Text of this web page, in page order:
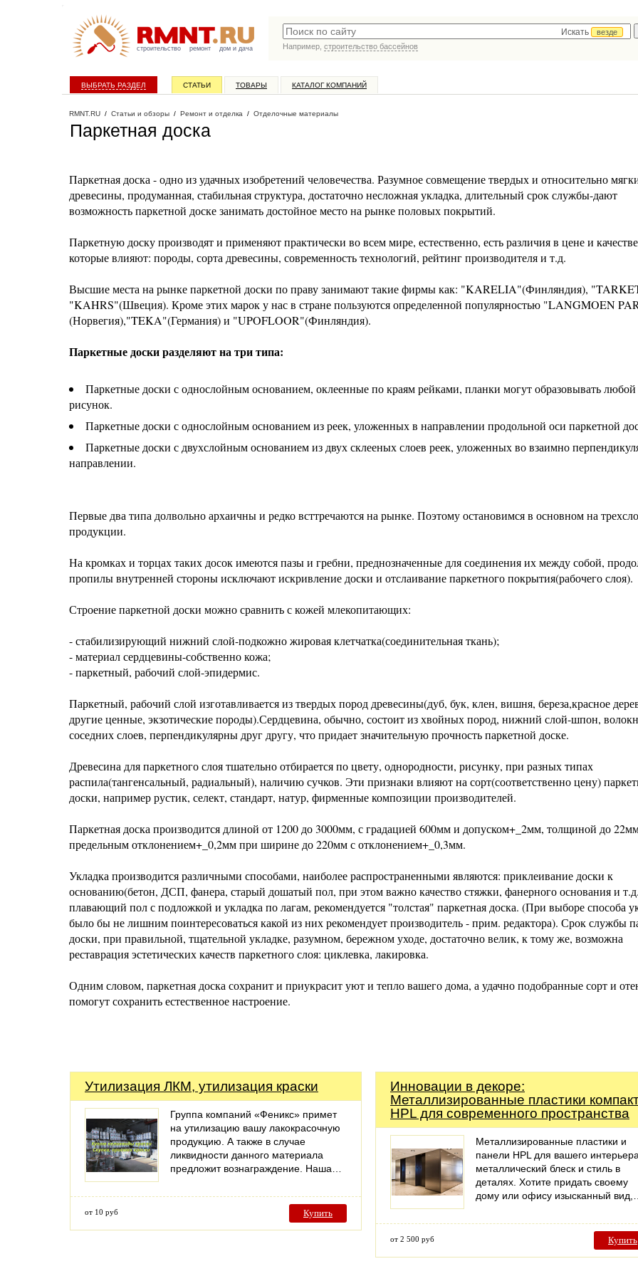
строительство ремонт дом и дача
Искать
везде
Например, строительство бассейнов
ВЫБРАТЬ РАЗДЕЛ СТАТЬИ ТОВАРЫ КАТАЛОГ КОМПАНИЙ
RMNT.RU / Статьи и обзоры / Ремонт и отделка / Отделочные материалы
Паркетная доска
Паркетная доска - одно из удачных изобретений человечества. Разумное совмещение твердых и относительно
древесины, продуманная, стабильная структура, достаточно несложная укладка, длительный срок службы-дают
возможность паркетной доске занимать достойное место на рынке половых покрытий.
Паркетную доску производят и применяют практически во всем мире, естественно, есть различия в цене и
которые влияют: породы, сорта древесины, современность технологий, рейтинг производителя и т.д.
Высшие места на рынке паркетной доски по праву занимают такие фирмы как: "KARELIA"(Финляндия),
"KAHRS"(Швеция). Кроме этих марок у нас в стране пользуются определенной популярностью "LANGMOEN
(Норвегия),"TEKA"(Германия) и "UPOFLOOR"(Финляндия).
Паркетные доски разделяют на три типа:
Паркетные доски с однослойным основанием, оклеенные по краям рейками, планки могут образовывать любой
рисунок.
Паркетные доски с однослойным основанием из реек, уложенных в направлении продольной оси паркетной
Паркетные доски с двухслойным основанием из двух склееных слоев реек, уложенных во взаимно
направлении.
Первые два типа долвольно архаичны и редко всттречаются на рынке. Поэтому остановимся в основном на
продукции.
На кромках и торцах таких досок имеются пазы и гребни, преднозначенные для соединения их между собой,
пропилы внутренней стороны исключают искривление доски и отслаивание паркетного покрытия(рабочего слоя).
Строение паркетной доски можно сравнить с кожей млекопитающих:
- стабилизирующий нижний слой-подкожно жировая клетчатка(соединительная ткань);
- материал сердцевины-собственно кожа;
- паркетный, рабочий слой-эпидермис.
Паркетный, рабочий слой изготавливается из твердых пород древесины(дуб, бук, клен, вишня, береза,красное
другие ценные, экзотические породы).Сердцевина, обычно, состоит из хвойных пород, нижний слой-шпон,
соседних слоев, перпендикулярны друг другу, что придает значительную прочность паркетной доске.
Древесина для паркетного слоя тшательно отбирается по цвету, однородности, рисунку, при разных типах
распила(тангенсальный, радиальный), наличию сучков. Эти признаки влияют на сорт(соответственно цену)
доски, например рустик, селект, стандарт, натур, фирменные композиции производителей.
Паркетная доска производится длиной от 1200 до 3000мм, с градацией 600мм и допуском+_2мм, толщиной до
предельным отклонением+_0,2мм при ширине до 220мм с отклонением+_0,3мм.
Укладка производится различными способами, наиболее распространенными являются: приклеивание доски к
основанию(бетон, ДСП, фанера, старый дошатый пол, при этом важно качество стяжки, фанерного основания и
плавающий пол с подложкой и укладка по лагам, рекомендуется "толстая" паркетная доска. (При выборе способа
было бы не лишним поинтересоваться какой из них рекомендует производитель - прим. редактора). Срок службы
доски, при правильной, тщательной укладке, разумном, бережном уходе, достаточно велик, к тому же, возможна
реставрация эстетических качеств паркетного слоя: циклевка, лакировка.
Одним словом, паркетная доска сохранит и приукрасит уют и тепло вашего дома, а удачно подобранные сорт и
помогут сохранить естественное настроение.
Утилизация ЛКМ, утилизация краски
Группа компаний «Феникс» примет
на утилизацию вашу лакокрасочную
продукцию. А также в случае
ликвидности данного материала
предложит вознаграждение. Наша…
от 10 руб Купить
Инновации в декоре:
Металлизированные пластики
HPL для современного пространства
Металлизированные пластики и
панели HPL для вашего
металлический блеск и стиль в
деталях. Хотите придать своему
дому или офису изысканный вид,…
от 2 500 руб Купить